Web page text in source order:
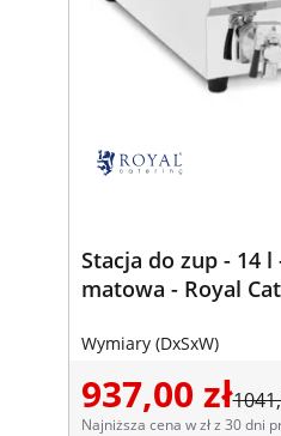
Stacja do zup - 14 l
matowa - Royal
Wymiary (DxSxW)
937,00 zł
Najniższa cena w zł z 30 dni